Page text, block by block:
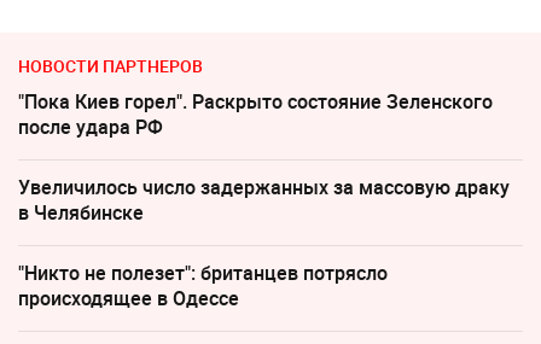
НОВОСТИ ПАРТНЕРОВ
"Пока Киев горел". Раскрыто состояние Зеленского
после удара РФ
Увеличилось число задержанных за массовую драку
в Челябинске
"Никто не полезет": британцев потрясло
происходящее в Одессе